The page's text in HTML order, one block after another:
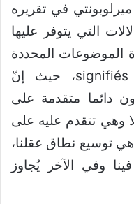
في تقريره
التي يتوفر عليها
الموضوعات المحددة
التي تستحق اسم مدلولات signifiés، حيث إنّ
دائما متقدمة على
وهي تتقدم عليه على
توسيع نطاق عقلنا،
وفي الآخر يُجاوز